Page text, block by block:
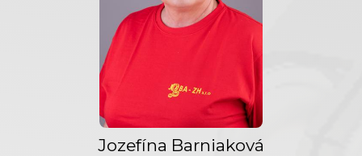
Jozefína Barniaková